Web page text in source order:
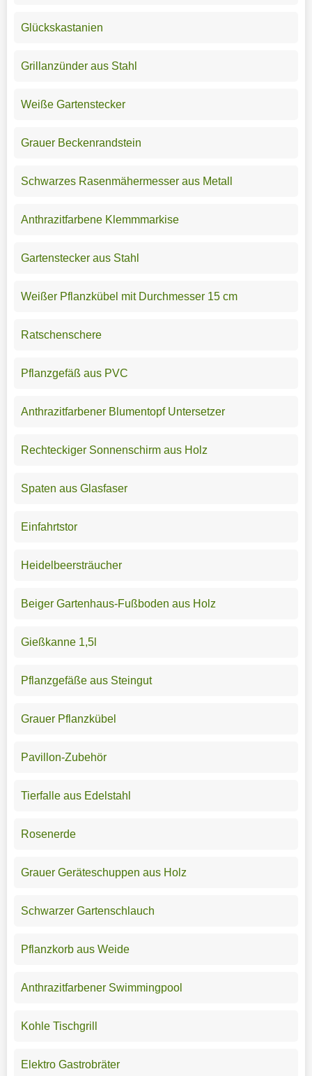
Glückskastanien
Grillanzünder aus Stahl
Weiße Gartenstecker
Grauer Beckenrandstein
Schwarzes Rasenmähermesser aus Metall
Anthrazitfarbene Klemmmarkise
Gartenstecker aus Stahl
Weißer Pflanzkübel mit Durchmesser 15 cm
Ratschenschere
Pflanzgefäß aus PVC
Anthrazitfarbener Blumentopf Untersetzer
Rechteckiger Sonnenschirm aus Holz
Spaten aus Glasfaser
Einfahrtstor
Heidelbeersträucher
Beiger Gartenhaus-Fußboden aus Holz
Gießkanne 1,5l
Pflanzgefäße aus Steingut
Grauer Pflanzkübel
Pavillon-Zubehör
Tierfalle aus Edelstahl
Rosenerde
Grauer Geräteschuppen aus Holz
Schwarzer Gartenschlauch
Pflanzkorb aus Weide
Anthrazitfarbener Swimmingpool
Kohle Tischgrill
Elektro Gastrobräter